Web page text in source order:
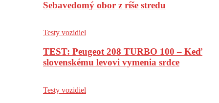
Sebavedomý obor z ríše stredu
Testy vozidiel
TEST: Peugeot 208 TURBO 100 – Keď
slovenskému levovi vymenia srdce
Testy vozidiel